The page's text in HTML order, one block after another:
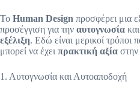
Το Human Design προσφέρει μια
προσέγγιση για την αυτογνωσία
εξέλιξη. Εδώ είναι μερικοί τρόποι
μπορεί να έχει πρακτική αξία
1. Αυτογνωσία και Αυτοαποδοχή